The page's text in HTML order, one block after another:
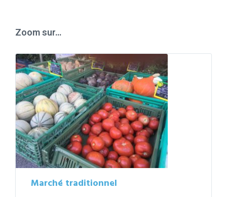
Zoom sur…
Marché traditionnel